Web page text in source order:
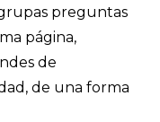
preguntas
página,
de
de una forma